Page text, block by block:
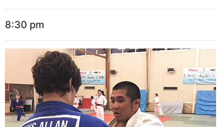
8:30 pm